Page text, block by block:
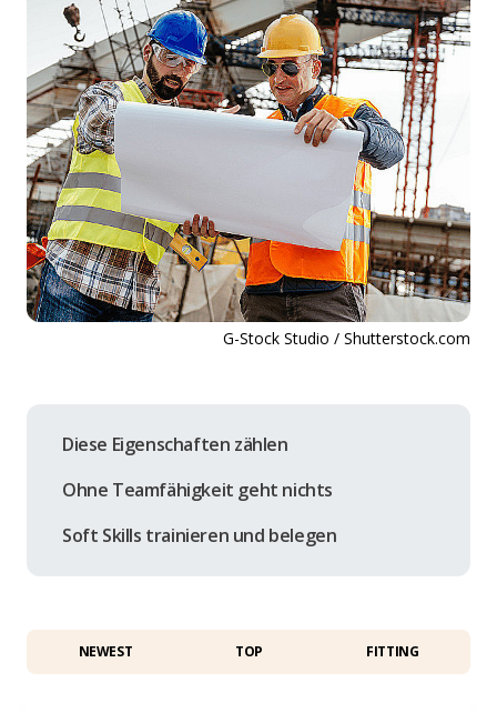
G-Stock Studio / Shutterstock.com
Diese Eigenschaften zählen
Ohne Teamfähigkeit geht nichts
Soft Skills trainieren und belegen
NEWEST TOP FITTING